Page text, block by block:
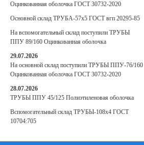
Оцинкованная оболочка ГОСТ 30732-2020
Основной склад ТРУБА-57х5 ГОСТ вгп 20295-85
На вспомогательный склад поступили ТРУБЫ
ППУ 89/160 Оцинкованная оболочка
29.07.2026
На основной склад поступили ТРУБЫ ППУ-76/160
Оцинкованная оболочка ГОСТ 30732-2020
28.07.2026
ТРУБЫ ППУ 45/125 Полиэтиленовая оболочка
Вспомогательный склад ТРУБЫ-108х4 ГОСТ
10704:705